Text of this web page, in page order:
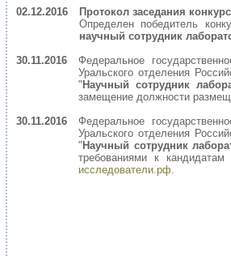
02.12.2016
Протокол заседания
Определен победитель
научный сотрудник
30.11.2016
Федеральное
Уральского отделения
" Научный сотрудник
замещение должности
30.11.2016
Федеральное
Уральского отделения
"Научный сотрудник
требованиями к
исследователи.рф